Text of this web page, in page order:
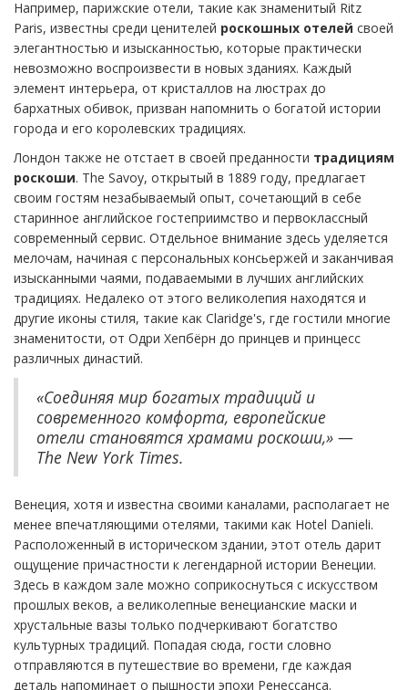
Например, парижские отели, такие как знаменитый Ritz
Paris, известны среди ценителей роскошных отелей своей
элегантностью и изысканностью, которые практически
невозможно воспроизвести в новых зданиях. Каждый
элемент интерьера, от кристаллов на люстрах до
бархатных обивок, призван напомнить о богатой истории
города и его королевских традициях.
Лондон также не отстает в своей преданности традициям
роскоши. The Savoy, открытый в 1889 году, предлагает
своим гостям незабываемый опыт, сочетающий в себе
старинное английское гостеприимство и первоклассный
современный сервис. Отдельное внимание здесь уделяется
мелочам, начиная с персональных консьержей и заканчивая
изысканными чаями, подаваемыми в лучших английских
традициях. Недалеко от этого великолепия находятся и
другие иконы стиля, такие как Claridge's, где гостили многие
знаменитости, от Одри Хепбёрн до принцев и принцесс
различных династий.
«Соединяя мир богатых традиций и
современного комфорта, европейские
отели становятся храмами роскоши,» —
The New York Times.
Венеция, хотя и известна своими каналами, располагает не
менее впечатляющими отелями, такими как Hotel Danieli.
Расположенный в историческом здании, этот отель дарит
ощущение причастности к легендарной истории Венеции.
Здесь в каждом зале можно соприкоснуться с искусством
прошлых веков, а великолепные венецианские маски и
хрустальные вазы только подчеркивают богатство
культурных традиций. Попадая сюда, гости словно
отправляются в путешествие во времени, где каждая
деталь напоминает о пышности эпохи Ренессанса.